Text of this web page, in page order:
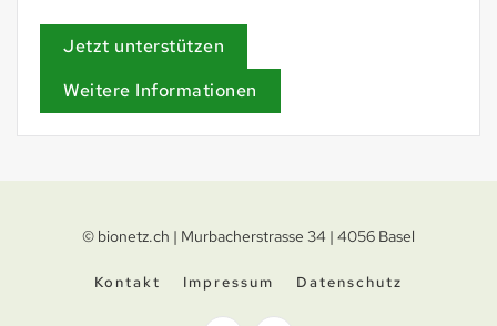
Jetzt unterstützen
Weitere Informationen
© bionetz.ch | Murbacherstrasse 34 | 4056 Basel
Kontakt Impressum Datenschutz